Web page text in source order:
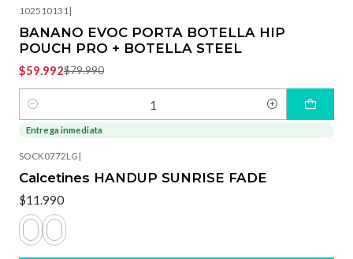
102510131|
BANANO EVOC PORTA BOTELLA HIP
POUCH PRO + BOTELLA STEEL
$59.992$79.990
Cantidad
Entrega inmediata
SOCK0772LG |
Calcetines HANDUP SUNRISE FADE
$11.990